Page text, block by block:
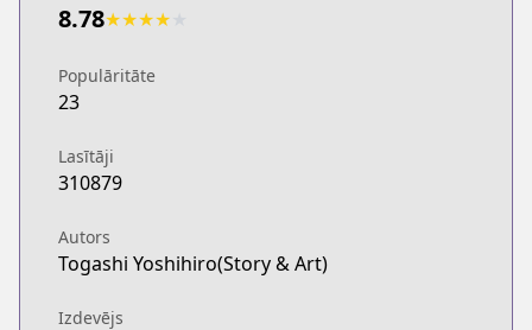
8.78★★★★
Populāritāte
23
Lasītāji
310879
Autors
Togashi Yoshihiro(Story & Art)
Izdevējs